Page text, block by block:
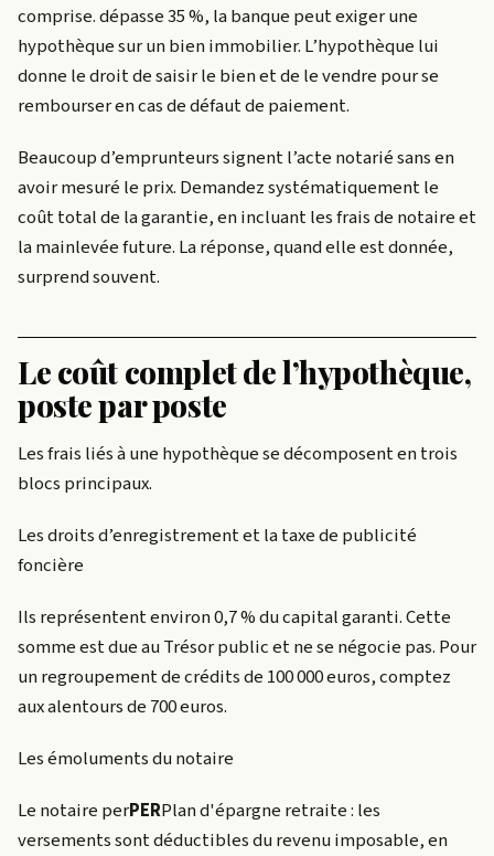
comprise.dépasse 35 %, la banque peut exiger une
hypothèque sur un bien immobilier. L’hypothèque lui
donne le droit de saisir le bien et de le vendre pour se
rembourser en cas de défaut de paiement.
Beaucoup d’emprunteurs signent l’acte notarié sans en
avoir mesuré le prix. Demandez systématiquement le
coût total de la garantie, en incluant les frais de notaire et
la mainlevée future. La réponse, quand elle est donnée,
surprend souvent.
Le coût complet de l’hypothèque,
poste par poste
Les frais liés à une hypothèque se décomposent en trois
blocs principaux.
Les droits d’enregistrement et la taxe de publicité
foncière
Ils représentent environ 0,7 % du capital garanti. Cette
somme est due au Trésor public et ne se négocie pas. Pour
un regroupement de crédits de 100 000 euros, comptez
aux alentours de 700 euros.
Les émoluments du notaire
Le notaire perPERPlan d'épargne retraite : les
versements sont déductibles du revenu imposable, en